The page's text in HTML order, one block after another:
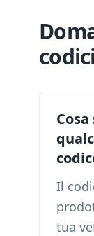
Il
tua